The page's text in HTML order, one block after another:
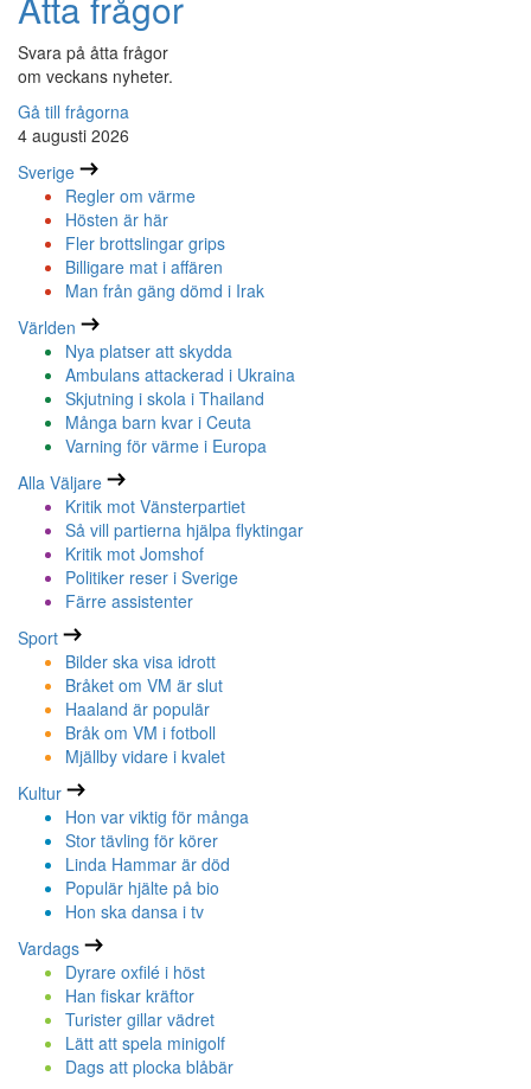
Svara på åtta frågor
om veckans nyheter.
Gå till frågorna
4 augusti 2026
Sverige
Regler om värme
Hösten är här
Fler brottslingar grips
Billigare mat i affären
Man från gäng dömd i Irak
Världen
Nya platser att skydda
Ambulans attackerad i Ukraina
Skjutning i skola i Thailand
Många barn kvar i Ceuta
Varning för värme i Europa
Alla Väljare
Kritik mot Vänsterpartiet
Så vill partierna hjälpa flyktingar
Kritik mot Jomshof
Politiker reser i Sverige
Färre assistenter
Sport
Bilder ska visa idrott
Bråket om VM är slut
Haaland är populär
Bråk om VM i fotboll
Mjällby vidare i kvalet
Kultur
Hon var viktig för många
Stor tävling för körer
Linda Hammar är död
Populär hjälte på bio
Hon ska dansa i tv
Vardags
Dyrare oxfilé i höst
Han fiskar kräftor
Turister gillar vädret
Lätt att spela minigolf
Dags att plocka blåbär